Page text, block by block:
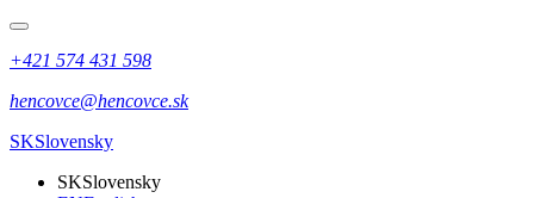
+421 574 431 598
hencovce@hencovce.sk
SKSlovensky
SKSlovensky